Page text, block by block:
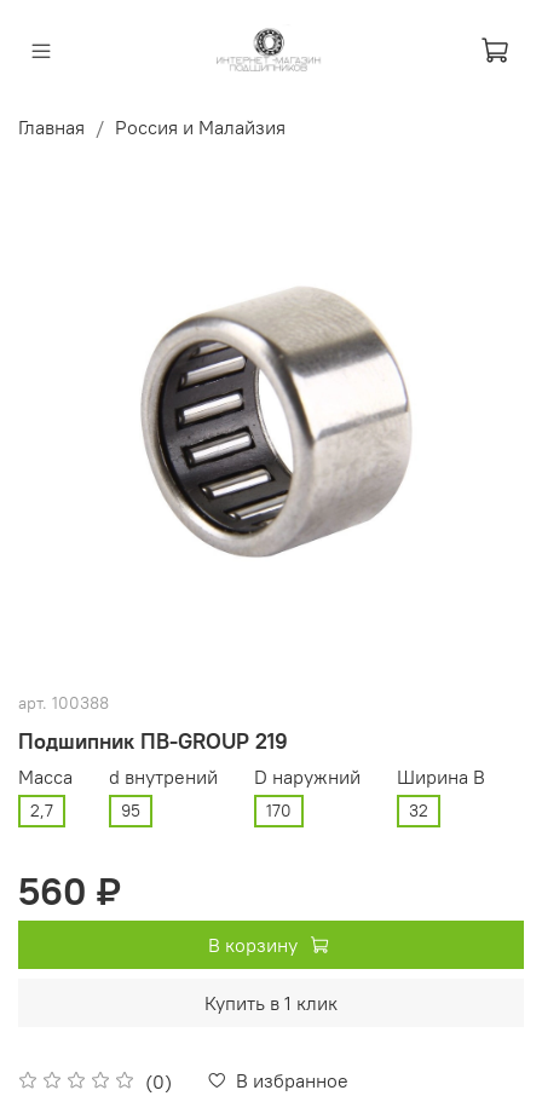
Главная Россия и Малайзия
арт. 100388
Подшипник ПВ-GROUP 219
(0) В избранное
Масса
2,7
d внутрений
95
D наружний
170
Ширина В
32
560 ₽
В корзину
Купить в 1 клик